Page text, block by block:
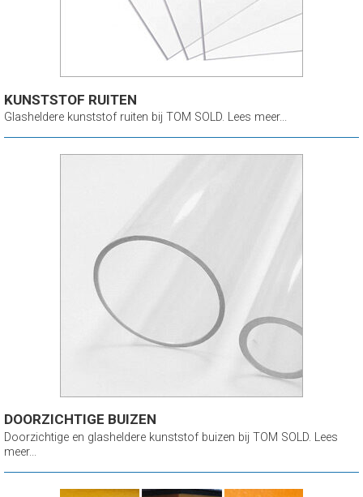
KUNSTSTOF RUITEN
Glasheldere kunststof ruiten bij TOM SOLD. Lees meer...
DOORZICHTIGE BUIZEN
Doorzichtige en glasheldere kunststof buizen bij TOM SOLD. Lees
meer...